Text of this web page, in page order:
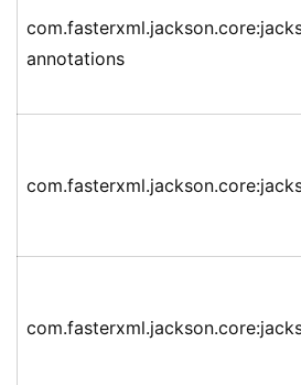
annotations